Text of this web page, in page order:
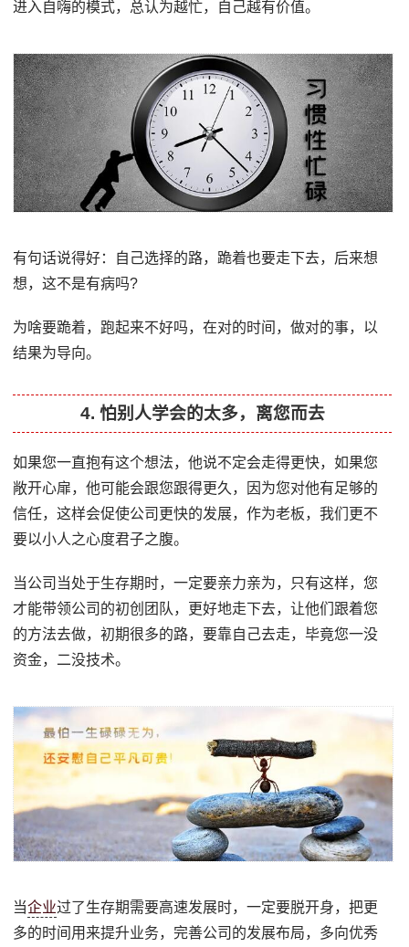
进入自嗨的模式，总认为越忙，自己越有价值。
有句话说得好：自己选择的路，跪着也要走下去，后来想
想，这不是有病吗?
为啥要跪着，跑起来不好吗，在对的时间，做对的事，以
结果为导向。
4. 怕别人学会的太多，离您而去
如果您一直抱有这个想法，他说不定会走得更快，如果您
敞开心扉，他可能会跟您跟得更久，因为您对他有足够的
信任，这样会促使公司更快的发展，作为老板，我们更不
要以小人之心度君子之腹。
当公司当处于生存期时，一定要亲力亲为，只有这样，您
才能带领公司的初创团队，更好地走下去，让他们跟着您
的方法去做，初期很多的路，要靠自己去走，毕竟您一没
资金，二没技术。
当企业过了生存期需要高速发展时，一定要脱开身，把更
多的时间用来提升业务，完善公司的发展布局，多向优秀